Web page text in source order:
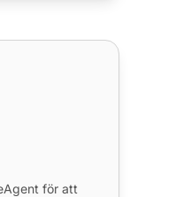
för att